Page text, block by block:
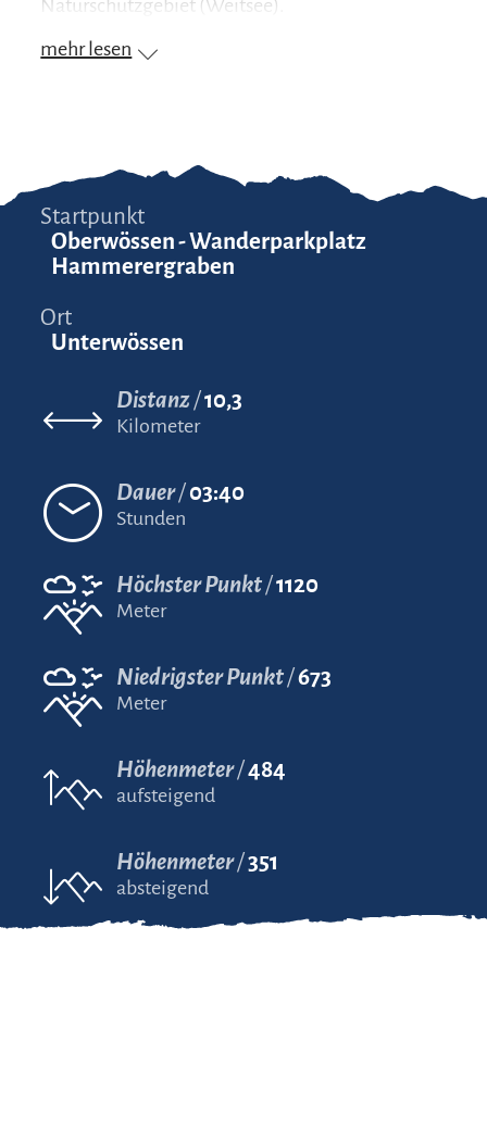
Naturschutzgebiet (Weitsee).
mehr lesen
Startpunkt
Oberwössen - Wanderparkplatz
Hammerergraben
Ort
Unterwössen
Distanz 10,3
Kilometer
Dauer 03:40
Stunden
Höchster Punkt 1120
Meter
Niedrigster Punkt 673
Meter
Höhenmeter 484
aufsteigend
Höhenmeter 351
absteigend